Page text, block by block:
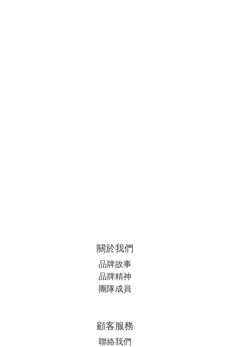
關於我們
品牌故事
品牌精神
團隊成員
顧客服務
聯絡我們